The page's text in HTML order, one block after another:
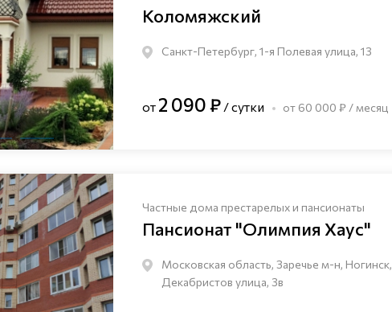
Коломяжский
Санкт-Петербург, 1-я Полевая улица, 13
от 2 090 ₽ / сутки от 60 000 ₽ / месяц
Частные дома престарелых и пансионаты
Пансионат "Олимпия Хаус"
Московская область, Заречье м-н, Ногинск, ​
Декабристов улица, 3в